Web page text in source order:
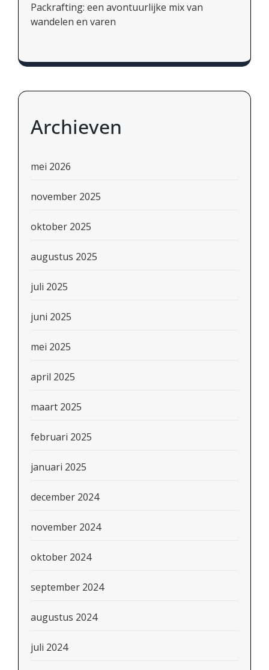
Packrafting: een avontuurlijke mix van
wandelen en varen
Archieven
mei 2026
november 2025
oktober 2025
augustus 2025
juli 2025
juni 2025
mei 2025
april 2025
maart 2025
februari 2025
januari 2025
december 2024
november 2024
oktober 2024
september 2024
augustus 2024
juli 2024